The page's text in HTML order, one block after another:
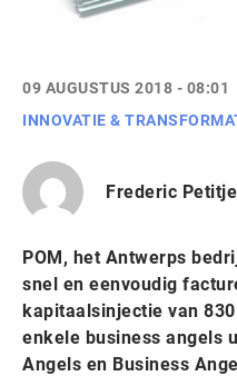
09 AUGUSTUS 2018 - 08:01
INNOVATIE &
Frederic
POM, het Antwerps
snel en eenvoudig
kapitaalsinjectie van
enkele business angels
Angels en Business